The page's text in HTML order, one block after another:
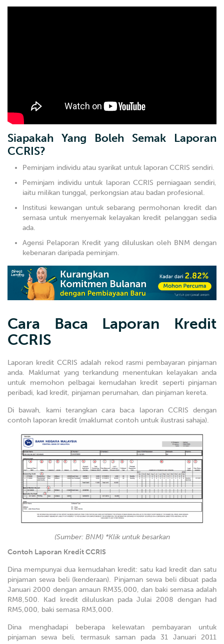
Siapakah Yang Boleh Semak Laporan
CCRIS?
Peminjam individu atau syarikat untuk laporan CCRIS sendiri.
Peminjam individu untuk laporan CCRIS perniagaan sendiri,
iaitu milikan tunggal, perkongsian atau badan profesional.
Institusi kewangan untuk sebarang permohonan kredit dan
semasa untuk menyemak kelayakan kredit pelanggan sedia
ada.
Agensi Pelaporan Kredit yang diluluskan oleh BNM dengan
kebenaran daripada peminjam.
Cara Baca Laporan Kredit
CCRIS
Laporan kredit CCRIS adalah rekod rasmi pembayaran pinjaman
anda. Maklumat yang terkandung menentukan kelayakan anda
untuk memohon pelbagai kemudahan kredit seperti pinjaman
peribadi, kad kredit, pinjaman perumahan, dan pinjaman kereta.
Di bawah, kami terangkan cara baca laporan CCRIS dengan
contoh laporan kredit (maklumat contoh untuk ilustrasi sahaja).
(Sumber: BNM) *Klik untuk besarkan
Contoh Laporan Kredit CCRIS
Dina mempunyai dua kemudahan kredit: satu kad kredit dan satu
pinjaman sewa beli (kenderaan). Pinjaman sewa beli dibuat pada
Januari 2000 dengan amaun RM35,000, dan baki semasa adalah
RM8,500. Kad kredit diluluskan pada Julai 2008 dengan had
RM5,000, baki semasa RM3,000.
Dina menghadapi beberapa kelewatan pembayaran untuk
pinjaman sewa beli, termasuk saman pada 31 Januari 2011